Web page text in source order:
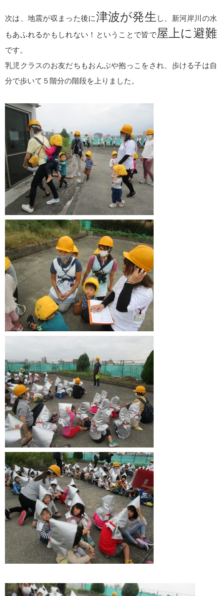
次は、地震が収まった後に津波が発生 し、新河岸川の水
もあふれるかもしれない！ということで皆で屋上に避難
です。
乳児クラスのお友だちもおんぶや抱っこをされ、歩ける子は自
分で歩いて５階分の階段を上りました。